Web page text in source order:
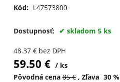
Kód: L47573800
Dostupnosť: skladom 5 ks
48.37€ bez DPH
59.50 €
ks
Pôvodná cena 85€ Zľava 30%